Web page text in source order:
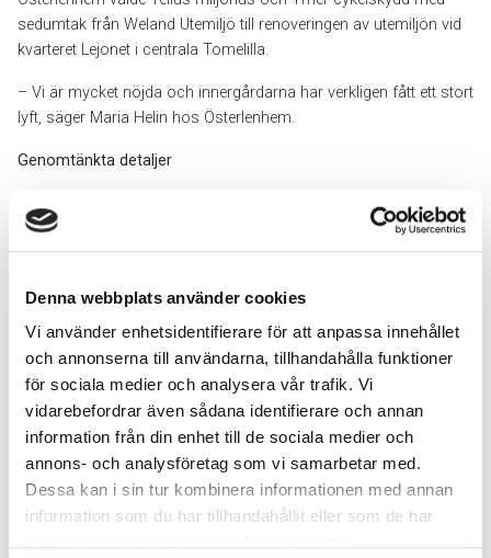
Denna webbplats använder cookies
Vi använder enhetsidentifierare för att anpassa innehållet
och annonserna till användarna, tillhandahålla funktioner
för sociala medier och analysera vår trafik. Vi
vidarebefordrar även sådana identifierare och annan
information från din enhet till de sociala medier och
annons- och analysföretag som vi samarbetar med.
Dessa kan i sin tur kombinera informationen med annan
information som du har tillhandahållit eller som de har
sedumtak från Weland Utemiljö till renoveringen av utemiljön vid
kvarteret Lejonet i centrala Tomelilla.
– Vi är mycket nöjda och innergårdarna har verkligen fått ett stort
lyft, säger Maria Helin hos Österlenhem.
Genomtänkta detaljer
Tellus och Ymer är underhållsfria, tåliga produkter som bidrar till
en funktionell utemiljö och tål att stå ute oavsett väder. Både
miljöhuset och cykelskyddet beställdes med sedumtak – en
och UV-strålning, hjälper till att suga upp regnvatten och ger en
grön yta på taket.
Österlenhem har valt att implementera samma lösning även vid
Serneke Anläggning svarar för montage och entreprenad.